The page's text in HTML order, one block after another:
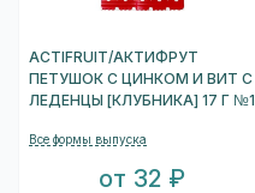
ACTIFRUIT/АКТИФРУТ
ПЕТУШОК С ЦИНКОМ И ВИТ С
ЛЕДЕНЦЫ [КЛУБНИКА] 17 Г №1
Все формы выпуска
от 32 ₽